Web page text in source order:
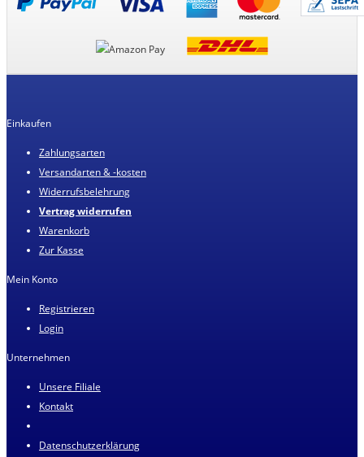
Einkaufen
Zahlungsarten
Versandarten & -kosten
Widerrufsbelehrung
Vertrag widerrufen
Warenkorb
Zur Kasse
Mein Konto
Registrieren
Login
Unternehmen
Unsere Filiale
Kontakt
Datenschutzerklärung